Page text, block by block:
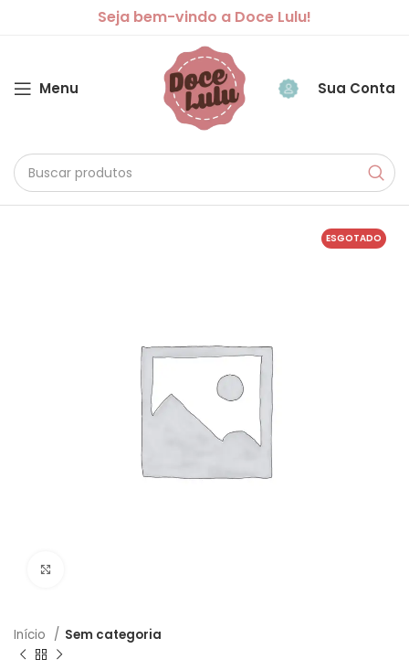
Seja bem-vindo a Doce Lulu!
Menu Sua Conta
ESGOTADO
Início Sem categoria